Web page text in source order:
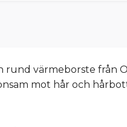
rund värmeborste från
mot hår och